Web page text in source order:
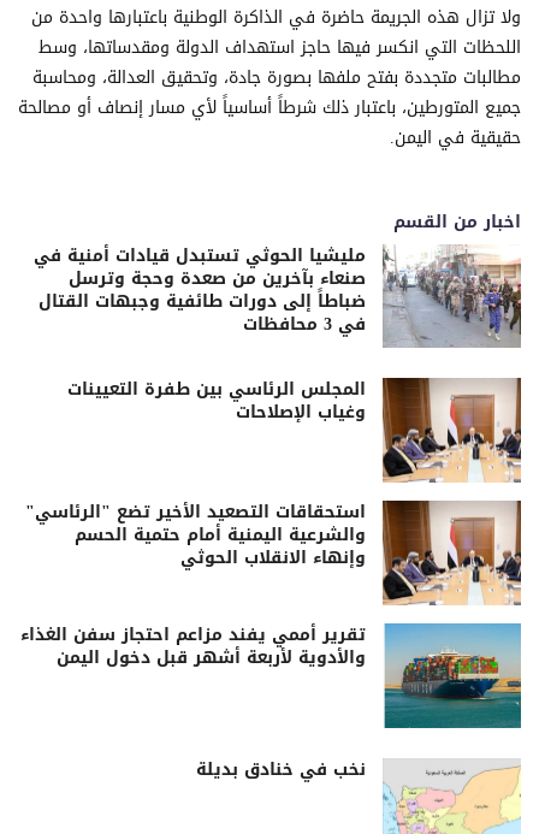
ولا تزال هذه الجريمة حاضرة في الذاكرة الوطنية باعتبارها واحدة من
اللحظات التي انكسر فيها حاجز استهداف الدولة ومقدساتها، وسط
مطالبات متجددة بفتح ملفها بصورة جادة، وتحقيق العدالة، ومحاسبة
جميع المتورطين، باعتبار ذلك شرطاً أساسياً لأي مسار إنصاف أو مصالحة
حقيقية في اليمن.
اخبار من القسم
مليشيا الحوثي تستبدل قيادات أمنية في
صنعاء بآخرين من صعدة وحجة وترسل
ضباطاً إلى دورات طائفية وجبهات القتال
في 3 محافظات
المجلس الرئاسي بين طفرة التعيينات
وغياب الإصلاحات
استحقاقات التصعيد الأخير تضع "الرئاسي"
والشرعية اليمنية أمام حتمية الحسم
وإنهاء الانقلاب الحوثي
تقرير أممي يفند مزاعم احتجاز سفن الغذاء
والأدوية لأربعة أشهر قبل دخول اليمن
نخب في خنادق بديلة